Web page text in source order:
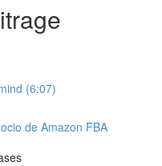
(6:07)
de Amazon FBA